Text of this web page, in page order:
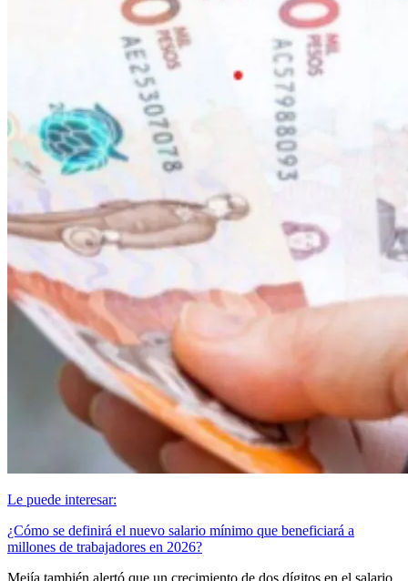
Le puede interesar:
¿Cómo se definirá el nuevo salario mínimo que beneficiará a
millones de trabajadores en 2026?
Mejía también alertó que un crecimiento de dos dígitos en el salario